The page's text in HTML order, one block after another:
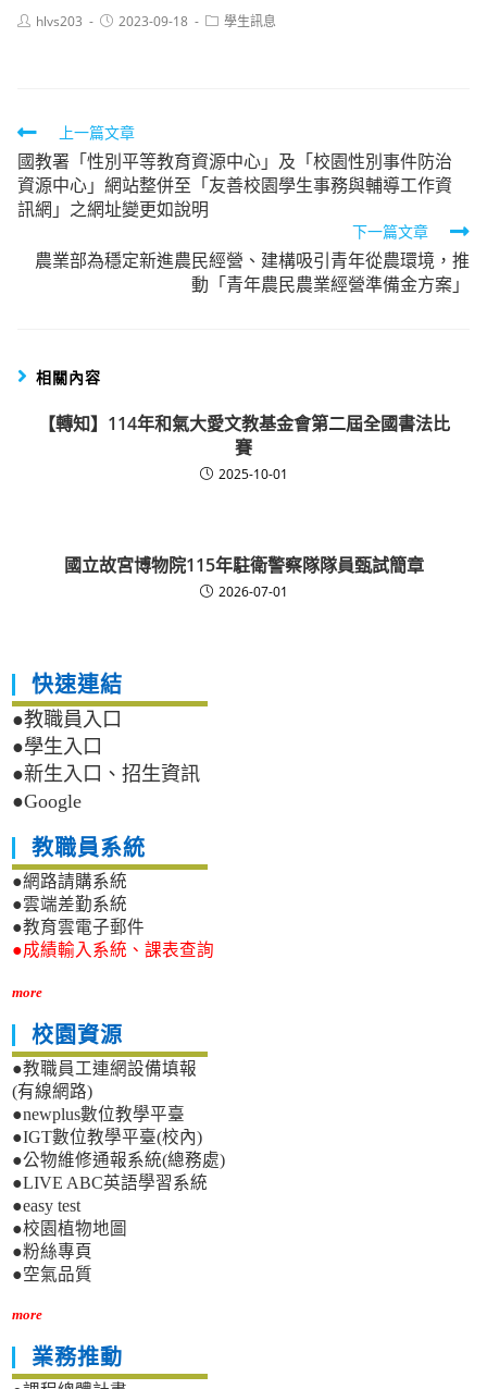
Posthlvs203
Post2023-09-18
Post學生訊息
Read
more
articles
上一篇文章
國教署「性別平等教育資源中心」及「校園性別事件防治
資源中心」網站整併至「友善校園學生事務與輔導工作資
訊網」之網址變更如說明
下一篇文章
農業部為穩定新進農民經營、建構吸引青年從農環境，推
動「青年農民農業經營準備金方案」
相關內容
【轉知】114年和氣大愛文教基金會第二屆全國書法比
賽
2025-10-01
國立故宮博物院115年駐衛警察隊隊員甄試簡章
2026-07-01
快速連結
●教職員入口
●學生入口
●新生入口、招生資訊
●Google
教職員系統
●網路請購系統
●雲端差勤系統
●教育雲電子郵件
●成績輸入系統、課表查詢
more
校園資源
●教職員工連網設備填報
(有線網路)
●newplus數位教學平臺
●IGT數位教學平臺(校內)
●公物維修通報系統(總務處)
●LIVE ABC英語學習系統
●easy test
●校園植物地圖
●粉絲專頁
●空氣品質
more
業務推動